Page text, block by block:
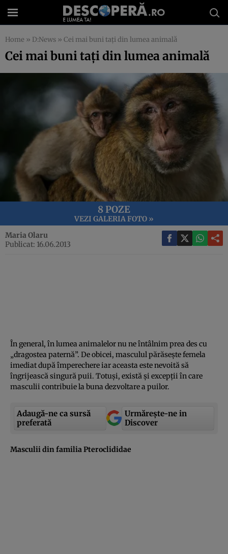
Home » D:News » Cei mai buni taţi din lumea animală
Cei mai buni taţi din lumea animală
8 POZE
VEZI GALERIA FOTO »
Maria Olaru
Publicat: 16.06.2013
În general, în lumea animalelor nu ne întâlnim prea des cu
„dragostea paternă”. De obicei, masculul părăseşte femela
imediat după împerechere iar aceasta este nevoită să
îngrijească singură puii. Totuşi, există şi excepţii în care
masculii contribuie la buna dezvoltare a puilor.
Adaugă-ne ca sursă
preferată
Urmărește-ne in
Discover
Masculii din familia Pteroclididae